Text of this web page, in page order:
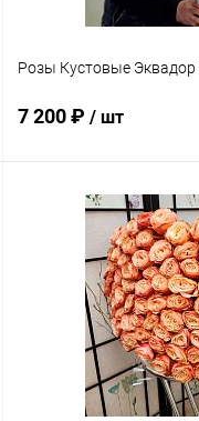
Розы Кустовые
7 200 ₽ / шт
В
Купить в 1 клик
В избранное
Количество Роз: